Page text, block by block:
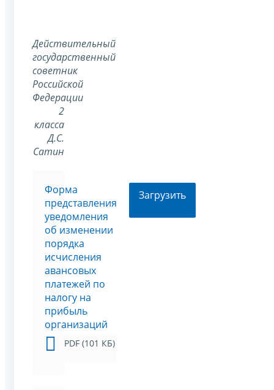
Действительный
государственный
советник
Российской
Федерации
2
класса
Д.С.
Сатин
Форма
представления
уведомления
об изменении
порядка
исчисления
авансовых
платежей по
налогу на
прибыль
организаций
PDF (101 КБ)
Загрузить